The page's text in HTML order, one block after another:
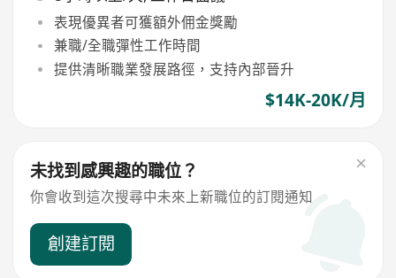
表現優異者可獲額外佣金獎勵
兼職/全職彈性工作時間
提供清晰職業發展路徑，支持內部晉升
$14K-20K/月
未找到感興趣的職位？
你會收到這次搜尋中未來上新職位的訂閱通知
創建訂閱